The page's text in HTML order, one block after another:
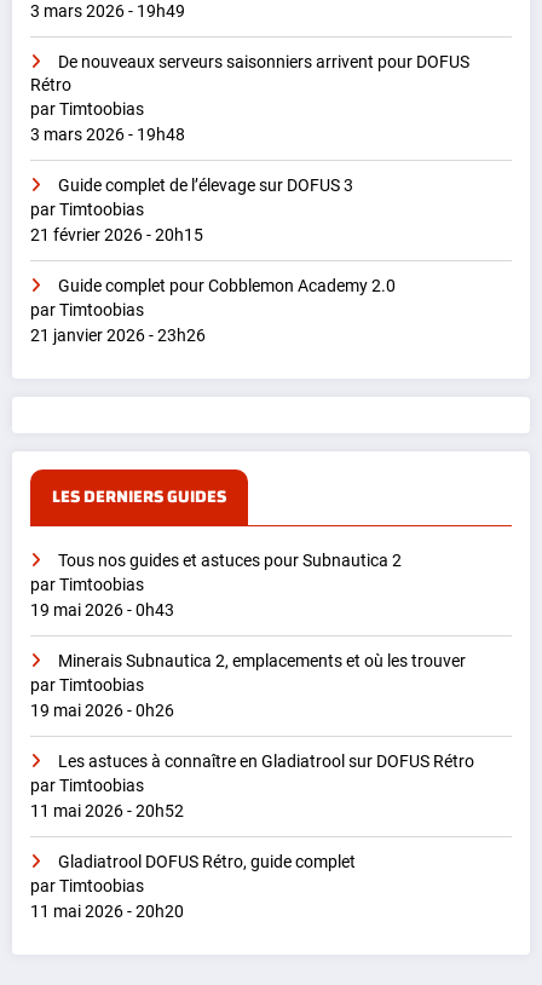
3 mars 2026 - 19h49
De nouveaux serveurs saisonniers arrivent pour DOFUS
Rétro
par Timtoobias
3 mars 2026 - 19h48
Guide complet de l’élevage sur DOFUS 3
par Timtoobias
21 février 2026 - 20h15
Guide complet pour Cobblemon Academy 2.0
par Timtoobias
21 janvier 2026 - 23h26
LES DERNIERS GUIDES
Tous nos guides et astuces pour Subnautica 2
par Timtoobias
19 mai 2026 - 0h43
Minerais Subnautica 2, emplacements et où les trouver
par Timtoobias
19 mai 2026 - 0h26
Les astuces à connaître en Gladiatrool sur DOFUS Rétro
par Timtoobias
11 mai 2026 - 20h52
Gladiatrool DOFUS Rétro, guide complet
par Timtoobias
11 mai 2026 - 20h20